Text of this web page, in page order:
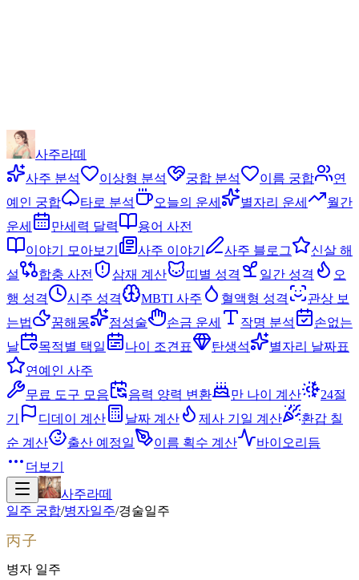
사주라떼
사주 분석
이상형 분석 궁합 분석 이름 궁합
연
예인 궁합
타로 분석 오늘의 운세 별자리 운세
월간
운세
만세력 달력
용어 사전
이야기 모아보기
사주 이야기 사주 블로그
신살 해
설
합충 사전 삼재 계산 띠별 성격 일간 성격
오
행 성격
시주 성격 MBTI 사주 혈액형 성격
관상 보
는법
꿈해몽 점성술 손금 운세 작명 분석
손없는
날
목적별 택일 나이 조견표 탄생석
별자리 날짜표
연예인 사주
무료 도구 모음
음력 양력 변환 만 나이 계산
24절
기
디데이 계산 날짜 계산 제사 기일 계산
환갑 칠
순 계산
출산 예정일 이름 획수 계산
바이오리듬
더보기
사주라떼
일주 궁합/병자일주/경술일주
丙子
병자 일주